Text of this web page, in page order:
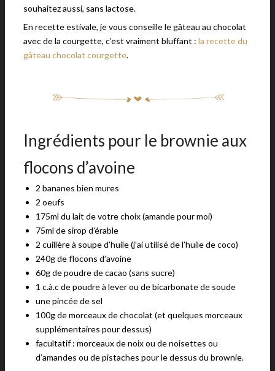
souhaitez aussi, sans lactose.
En recette estivale, je vous conseille le gâteau au chocolat
avec de la courgette, c’est vraiment bluffant : la recette du
gâteau chocolat courgette.
Ingrédients pour le brownie aux
flocons d’avoine
2 bananes bien mures
2 oeufs
175ml du lait de votre choix (amande pour moi)
75ml de sirop d’érable
2 cuillère à soupe d’huile (j’ai utilisé de l’huile de coco)
240g de flocons d’avoine
60g de poudre de cacao (sans sucre)
1 c.à.c de poudre à lever ou de bicarbonate de soude
une pincée de sel
100g de morceaux de chocolat (et quelques morceaux
supplémentaires pour dessus)
facultatif : morceaux de noix ou de noisettes ou
d’amandes ou de pistaches pour le dessus du brownie.